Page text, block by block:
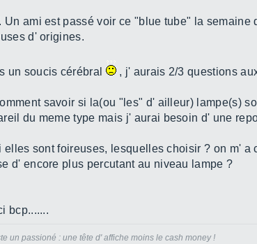
Un ami est passé voir ce "blue tube" la
d' origines.
un soucis cérébral , j' aurais 2/3 questions
savoir si la(ou "les" d' ailleur) lampe(s)
du meme type mais j' aurai besoin d' une
elles sont foireuses, lesquelles choisir ? on m'
d' encore plus percutant au niveau lampe ?
bcp.......
un passioné : une tête d' affiche moins le cash money !